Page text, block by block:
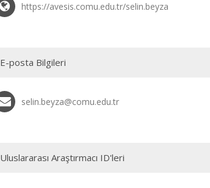
https://avesis.comu.edu.tr/selin.beyza
E-posta Bilgileri
selin.beyza@comu.edu.tr
Uluslararası Araştırmacı ID'leri